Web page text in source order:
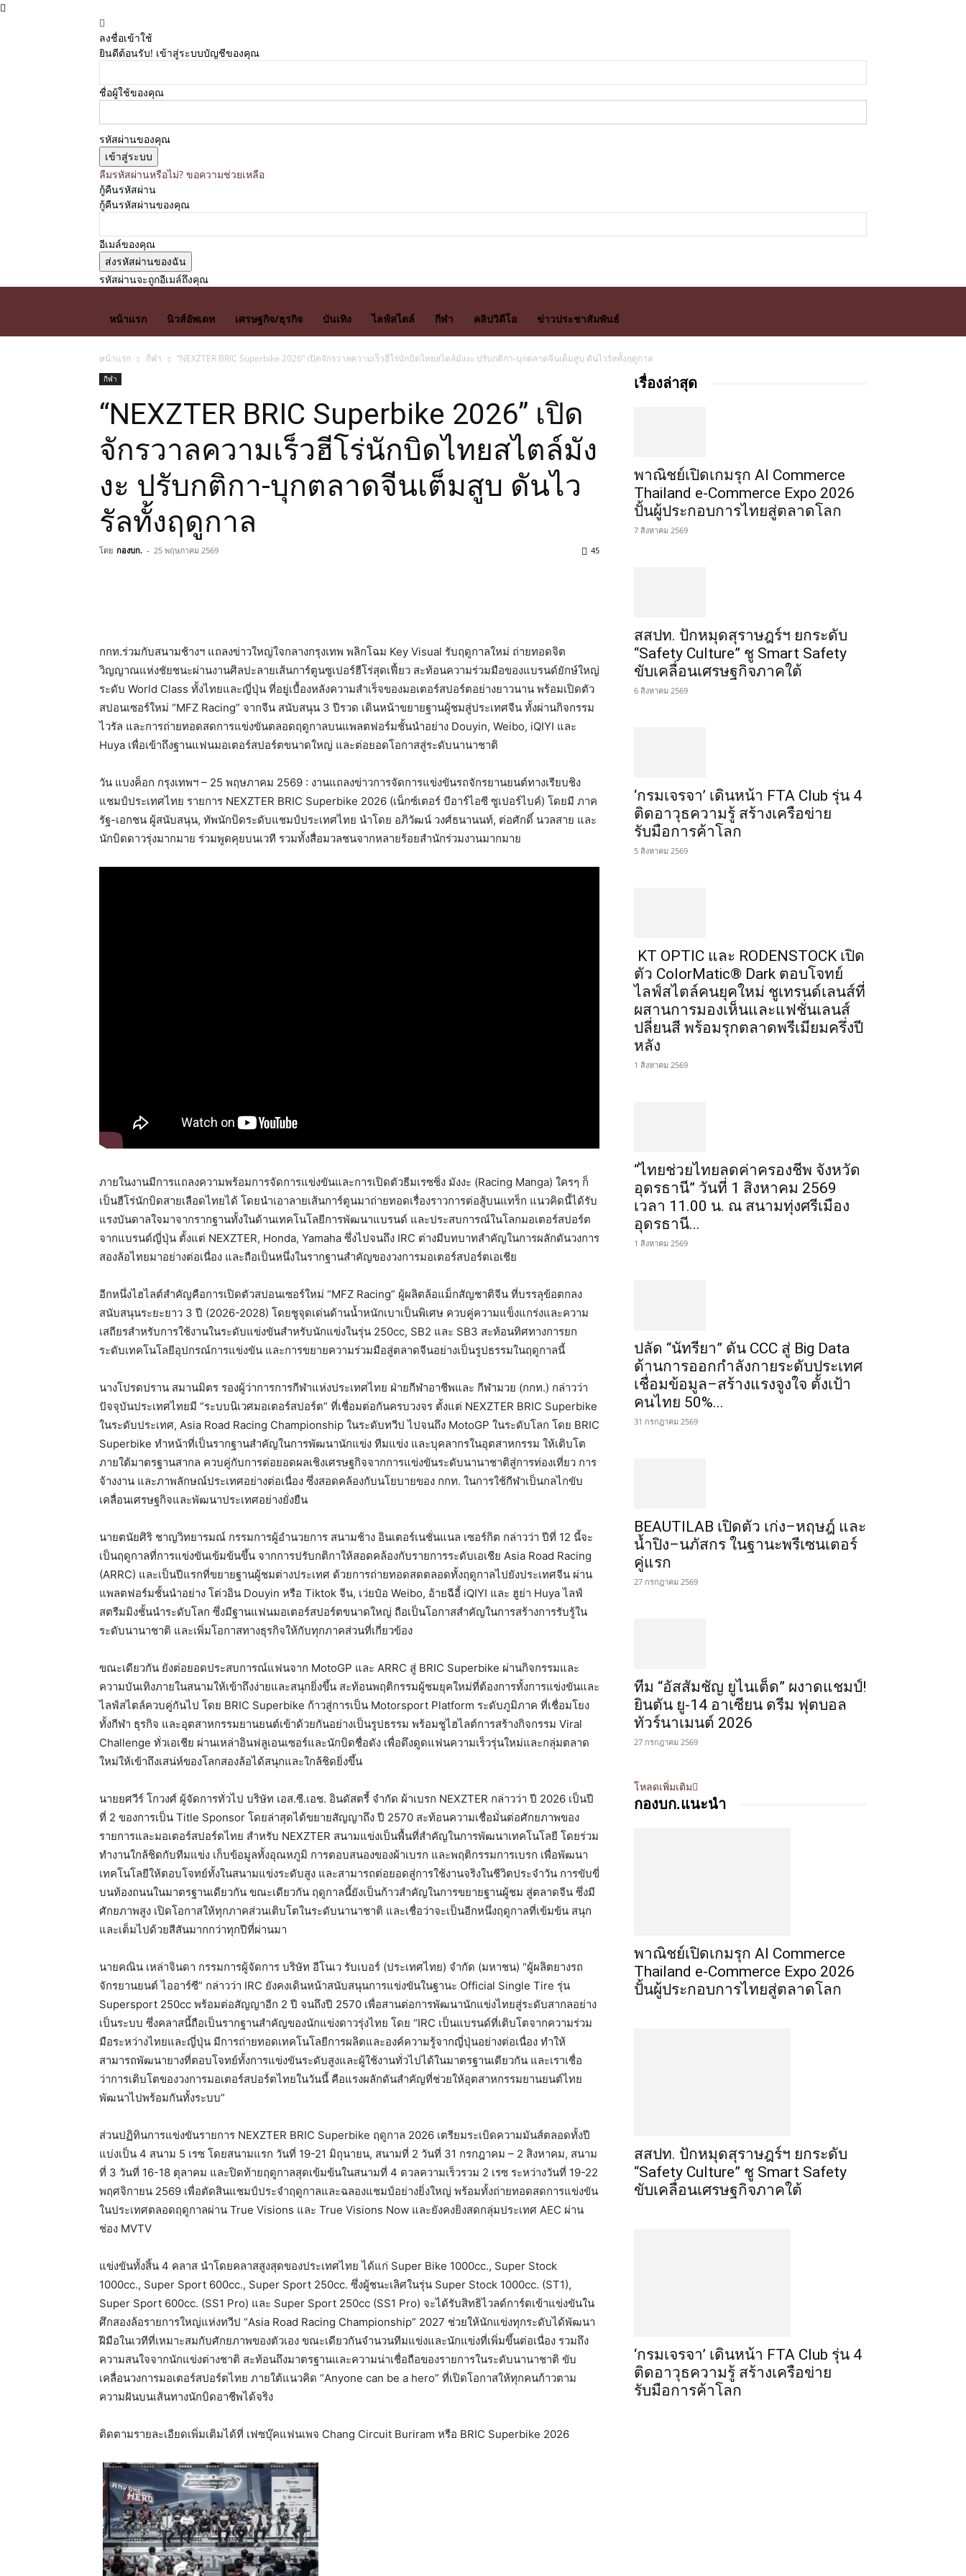
ลงชื่อเข้าใช้
ยินดีต้อนรับ! เข้าสู่ระบบบัญชีของคุณ
ชื่อผู้ใช้ของคุณ
รหัสผ่านของคุณ
ลืมรหัสผ่านหรือไม่? ขอความช่วยเหลือ
กู้คืนรหัสผ่าน
กู้คืนรหัสผ่านของคุณ
อีเมล์ของคุณ
รหัสผ่านจะถูกอีเมล์ถึงคุณ
หน้าแรก
นิวส์อัพเดท เศรษฐกิจ/ธุรกิจ บันเทิง ไลฟ์สไตล์ กีฬา คลิปวิดีโอ ข่าวประชาสัมพันธ์
หน้าแรก กีฬา “NEXZTER BRIC Superbike 2026” เปิดจักรวาลความเร็วฮีโร่นักบิดไทยสไตล์มังงะ ปรับกติกา-บุกตลาดจีนเต็มสูบ ดันไวรัลทั้งฤดูกาล
กีฬา
“NEXZTER BRIC Superbike 2026” เปิด
จักรวาลความเร็วฮีโร่นักบิดไทยสไตล์มัง
งะ ปรับกติกา-บุกตลาดจีนเต็มสูบ ดันไว
รัลทั้งฤดูกาล
โดย กองบก. - 25 พฤษภาคม 2569 45
กกท.ร่วมกับสนามช้างฯ แถลงข่าวใหญ่ใจกลางกรุงเทพ พลิกโฉม Key Visual รับฤดูกาลใหม่ ถ่ายทอดจิต
วิญญาณแห่งชัยชนะผ่านงานศิลปะลายเส้นการ์ตูนซูเปอร์ฮีโร่สุดเฟี้ยว สะท้อนความร่วมมือของแบรนด์ยักษ์ใหญ่
ระดับ World Class ทั้งไทยและญี่ปุ่น ที่อยู่เบื้องหลังความสำเร็จของมอเตอร์สปอร์ตอย่างยาวนาน พร้อมเปิดตัว
สปอนเซอร์ใหม่ “MFZ Racing” จากจีน สนับสนุน 3 ปีรวด เดินหน้าขยายฐานผู้ชมสู่ประเทศจีน ทั้งผ่านกิจกรรม
ไวรัล และการถ่ายทอดสดการแข่งขันตลอดฤดูกาลบนแพลตฟอร์มชั้นนำอย่าง Douyin, Weibo, iQIYI และ
Huya เพื่อเข้าถึงฐานแฟนมอเตอร์สปอร์ตขนาดใหญ่ และต่อยอดโอกาสสู่ระดับนานาชาติ
วัน แบงค็อก กรุงเทพฯ – 25 พฤษภาคม 2569 : งานแถลงข่าวการจัดการแข่งขันรถจักรยานยนต์ทางเรียบชิง
แชมป์ประเทศไทย รายการ NEXZTER BRIC Superbike 2026 (เน็กซ์เตอร์ บีอาร์ไอซี ซูเปอร์ไบค์) โดยมี ภาค
รัฐ-เอกชน ผู้สนับสนุน, ทัพนักบิดระดับแชมป์ประเทศไทย นำโดย อภิวัฒน์ วงศ์ธนานนท์, ต่อศักดิ์ นวลสาย และ
นักบิดดาวรุ่งมากมาย ร่วมพูดคุยบนเวที รวมทั้งสื่อมวลชนจากหลายร้อยสำนักร่วมงานมากมาย
ภายในงานมีการแถลงความพร้อมการจัดการแข่งขันและการเปิดตัวธีมเรซซิ่ง มังงะ (Racing Manga) ใครๆ ก็
เป็นฮีโร่นักบิดสายเลือดไทยได้ โดยนำเอาลายเส้นการ์ตูนมาถ่ายทอดเรื่องราวการต่อสู้บนแทร็ก แนวคิดนี้ได้รับ
แรงบันดาลใจมาจากรากฐานทั้งในด้านเทคโนโลยีการพัฒนาแบรนด์ และประสบการณ์ในโลกมอเตอร์สปอร์ต
จากแบรนด์ญี่ปุ่น ตั้งแต่ NEXZTER, Honda, Yamaha ซึ่งไปจนถึง IRC ต่างมีบทบาทสำคัญในการผลักดันวงการ
สองล้อไทยมาอย่างต่อเนื่อง และถือเป็นหนึ่งในรากฐานสำคัญของวงการมอเตอร์สปอร์ตเอเชีย
อีกหนึ่งไฮไลต์สำคัญคือการเปิดตัวสปอนเซอร์ใหม่ “MFZ Racing” ผู้ผลิตล้อแม็กสัญชาติจีน ที่บรรลุข้อตกลง
สนับสนุนระยะยาว 3 ปี (2026-2028) โดยชูจุดเด่นด้านน้ำหนักเบาเป็นพิเศษ ควบคู่ความแข็งแกร่งและความ
เสถียรสำหรับการใช้งานในระดับแข่งขันสำหรับนักแข่งในรุ่น 250cc, SB2 และ SB3 สะท้อนทิศทางการยก
ระดับเทคโนโลยีอุปกรณ์การแข่งขัน และการขยายความร่วมมือสู่ตลาดจีนอย่างเป็นรูปธรรมในฤดูกาลนี้
นางโปรดปราน สมานมิตร รองผู้ว่าการการกีฬาแห่งประเทศไทย ฝ่ายกีฬาอาชีพและ กีฬามวย (กกท.) กล่าวว่า
ปัจจุบันประเทศไทยมี “ระบบนิเวศมอเตอร์สปอร์ต” ที่เชื่อมต่อกันครบวงจร ตั้งแต่ NEXZTER BRIC Superbike
ในระดับประเทศ, Asia Road Racing Championship ในระดับทวีป ไปจนถึง MotoGP ในระดับโลก โดย BRIC
Superbike ทำหน้าที่เป็นรากฐานสำคัญในการพัฒนานักแข่ง ทีมแข่ง และบุคลากรในอุตสาหกรรม ให้เติบโต
ภายใต้มาตรฐานสากล ควบคู่กับการต่อยอดผลเชิงเศรษฐกิจจากการแข่งขันระดับนานาชาติสู่การท่องเที่ยว การ
จ้างงาน และภาพลักษณ์ประเทศอย่างต่อเนื่อง ซึ่งสอดคล้องกับนโยบายของ กกท. ในการใช้กีฬาเป็นกลไกขับ
เคลื่อนเศรษฐกิจและพัฒนาประเทศอย่างยั่งยืน
นายตนัยศิริ ชาญวิทยารมณ์ กรรมการผู้อำนวยการ สนามช้าง อินเตอร์เนชั่นแนล เซอร์กิต กล่าวว่า ปีที่ 12 นี้จะ
เป็นฤดูกาลที่การแข่งขันเข้มข้นขึ้น จากการปรับกติกาให้สอดคล้องกับรายการระดับเอเชีย Asia Road Racing
(ARRC) และเป็นปีแรกที่ขยายฐานผู้ชมต่างประเทศ ด้วยการถ่ายทอดสดตลอดทั้งฤดูกาลไปยังประเทศจีน ผ่าน
แพลตฟอร์มชั้นนำอย่าง โต่วอิน Douyin หรือ Tiktok จีน, เว่ยป๋อ Weibo, อ้ายฉีอี้ iQIYI และ ฮูย่า Huya ไลฟ์
สตรีมมิงชั้นนำระดับโลก ซึ่งมีฐานแฟนมอเตอร์สปอร์ตขนาดใหญ่ ถือเป็นโอกาสสำคัญในการสร้างการรับรู้ใน
ระดับนานาชาติ และเพิ่มโอกาสทางธุรกิจให้กับทุกภาคส่วนที่เกี่ยวข้อง
ขณะเดียวกัน ยังต่อยอดประสบการณ์แฟนจาก MotoGP และ ARRC สู่ BRIC Superbike ผ่านกิจกรรมและ
ความบันเทิงภายในสนามให้เข้าถึงง่ายและสนุกยิ่งขึ้น สะท้อนพฤติกรรมผู้ชมยุคใหม่ที่ต้องการทั้งการแข่งขันและ
ไลฟ์สไตล์ควบคู่กันไป โดย BRIC Superbike ก้าวสู่การเป็น Motorsport Platform ระดับภูมิภาค ที่เชื่อมโยง
ทั้งกีฬา ธุรกิจ และอุตสาหกรรมยานยนต์เข้าด้วยกันอย่างเป็นรูปธรรม พร้อมชูไฮไลต์การสร้างกิจกรรม Viral
Challenge ทั่วเอเชีย ผ่านเหล่าอินฟลูเอนเซอร์และนักบิดชื่อดัง เพื่อดึงดูดแฟนความเร็วรุ่นใหม่และกลุ่มตลาด
ใหม่ให้เข้าถึงเสน่ห์ของโลกสองล้อได้สนุกและใกล้ชิดยิ่งขึ้น
นายยศวีร์ โกวงศ์ ผู้จัดการทั่วไป บริษัท เอส.ซี.เอช. อินดัสตรี้ จำกัด ผ้าเบรก NEXZTER กล่าวว่า ปี 2026 เป็นปี
ที่ 2 ของการเป็น Title Sponsor โดยล่าสุดได้ขยายสัญญาถึง ปี 2570 สะท้อนความเชื่อมั่นต่อศักยภาพของ
รายการและมอเตอร์สปอร์ตไทย สำหรับ NEXZTER สนามแข่งเป็นพื้นที่สำคัญในการพัฒนาเทคโนโลยี โดยร่วม
ทำงานใกล้ชิดกับทีมแข่ง เก็บข้อมูลทั้งอุณหภูมิ การตอบสนองของผ้าเบรก และพฤติกรรมการเบรก เพื่อพัฒนา
เทคโนโลยีให้ตอบโจทย์ทั้งในสนามแข่งระดับสูง และสามารถต่อยอดสู่การใช้งานจริงในชีวิตประจำวัน การขับขี่
บนท้องถนนในมาตรฐานเดียวกัน ขณะเดียวกัน ฤดูกาลนี้ยังเป็นก้าวสำคัญในการขยายฐานผู้ชม สู่ตลาดจีน ซึ่งมี
ศักยภาพสูง เปิดโอกาสให้ทุกภาคส่วนเติบโตในระดับนานาชาติ และเชื่อว่าจะเป็นอีกหนึ่งฤดูกาลที่เข้มข้น สนุก
และเต็มไปด้วยสีสันมากกว่าทุกปีที่ผ่านมา
นายคณิน เหล่าจินดา กรรมการผู้จัดการ บริษัท อีโนเว รับเบอร์ (ประเทศไทย) จำกัด (มหาชน) “ผู้ผลิตยางรถ
จักรยานยนต์ ไออาร์ซี” กล่าวว่า IRC ยังคงเดินหน้าสนับสนุนการแข่งขันในฐานะ Official Single Tire รุ่น
Supersport 250cc พร้อมต่อสัญญาอีก 2 ปี จนถึงปี 2570 เพื่อสานต่อการพัฒนานักแข่งไทยสู่ระดับสากลอย่าง
เป็นระบบ ซึ่งคลาสนี้ถือเป็นรากฐานสำคัญของนักแข่งดาวรุ่งไทย โดย “IRC เป็นแบรนด์ที่เติบโตจากความร่วม
มือระหว่างไทยและญี่ปุ่น มีการถ่ายทอดเทคโนโลยีการผลิตและองค์ความรู้จากญี่ปุ่นอย่างต่อเนื่อง ทำให้
สามารถพัฒนายางที่ตอบโจทย์ทั้งการแข่งขันระดับสูงและผู้ใช้งานทั่วไปได้ในมาตรฐานเดียวกัน และเราเชื่อ
ว่าการเติบโตของวงการมอเตอร์สปอร์ตไทยในวันนี้ คือแรงผลักดันสำคัญที่ช่วยให้อุตสาหกรรมยานยนต์ไทย
พัฒนาไปพร้อมกันทั้งระบบ”
ส่วนปฏิทินการแข่งขันรายการ NEXZTER BRIC Superbike ฤดูกาล 2026 เตรียมระเบิดความมันส์ตลอดทั้งปี
แบ่งเป็น 4 สนาม 5 เรซ โดยสนามแรก วันที่ 19-21 มิถุนายน, สนามที่ 2 วันที่ 31 กรกฎาคม – 2 สิงหาคม, สนาม
ที่ 3 วันที่ 16-18 ตุลาคม และปิดท้ายฤดูกาลสุดเข้มข้นในสนามที่ 4 ดวลความเร็วรวม 2 เรซ ระหว่างวันที่ 19-22
พฤศจิกายน 2569 เพื่อตัดสินแชมป์ประจำฤดูกาลและฉลองแชมป์อย่างยิ่งใหญ่ พร้อมทั้งถ่ายทอดสดการแข่งขัน
ในประเทศตลอดฤดูกาลผ่าน True Visions และ True Visions Now และยังคงยิงสดกลุ่มประเทศ AEC ผ่าน
ช่อง MVTV
แข่งขันทั้งสิ้น 4 คลาส นำโดยคลาสสูงสุดของประเทศไทย ได้แก่ Super Bike 1000cc., Super Stock
1000cc., Super Sport 600cc., Super Sport 250cc. ซึ่งผู้ชนะเลิศในรุ่น Super Stock 1000cc. (ST1),
Super Sport 600cc. (SS1 Pro) และ Super Sport 250cc (SS1 Pro) จะได้รับสิทธิไวลด์การ์ดเข้าแข่งขันใน
ศึกสองล้อรายการใหญ่แห่งทวีป “Asia Road Racing Championship” 2027 ช่วยให้นักแข่งทุกระดับได้พัฒนา
ฝีมือในเวทีที่เหมาะสมกับศักยภาพของตัวเอง ขณะเดียวกันจำนวนทีมแข่งและนักแข่งที่เพิ่มขึ้นต่อเนื่อง รวมถึง
ความสนใจจากนักแข่งต่างชาติ สะท้อนถึงมาตรฐานและความน่าเชื่อถือของรายการในระดับนานาชาติ ขับ
เคลื่อนวงการมอเตอร์สปอร์ตไทย ภายใต้แนวคิด “Anyone can be a hero” ที่เปิดโอกาสให้ทุกคนก้าวตาม
ความฝันบนเส้นทางนักบิดอาชีพได้จริง
ติดตามรายละเอียดเพิ่มเติมได้ที่ เฟซบุ๊คแฟนเพจ Chang Circuit Buriram หรือ BRIC Superbike 2026
เรื่องล่าสุด
พาณิชย์เปิดเกมรุก AI Commerce
Thailand e-Commerce Expo 2026
ปั้นผู้ประกอบการไทยสู่ตลาดโลก
7 สิงหาคม 2569
สสปท. ปักหมุดสุราษฎร์ฯ ยกระดับ
“Safety Culture” ชู Smart Safety
ขับเคลื่อนเศรษฐกิจภาคใต้
6 สิงหาคม 2569
‘กรมเจรจา’ เดินหน้า FTA Club รุ่น 4
ติดอาวุธความรู้ สร้างเครือข่าย
รับมือการค้าโลก
5 สิงหาคม 2569
KT OPTIC และ RODENSTOCK เปิด
ตัว ColorMatic® Dark ตอบโจทย์
ไลฟ์สไตล์คนยุคใหม่ ชูเทรนด์เลนส์ที่
ผสานการมองเห็นและแฟชั่นเลนส์
ปลี่ยนสี พร้อมรุกตลาดพรีเมียมครึ่งปี
หลัง
1 สิงหาคม 2569
“ไทยช่วยไทยลดค่าครองชีพ จังหวัด
อุดรธานี” วันที่ 1 สิงหาคม 2569
เวลา 11.00 น. ณ สนามทุ่งศรีเมือง
อุดรธานี...
1 สิงหาคม 2569
ปลัด “นัทรียา” ดัน CCC สู่ Big Data
ด้านการออกกำลังกายระดับประเทศ
เชื่อมข้อมูล–สร้างแรงจูงใจ ตั้งเป้า
คนไทย 50%...
31 กรกฎาคม 2569
BEAUTILAB เปิดตัว เก่ง–หฤษฎ์ และ
น้ำปิง–นภัสกร ในฐานะพรีเซนเตอร์
คู่แรก
27 กรกฎาคม 2569
ทีม “อัสสัมชัญ ยูไนเต็ด” ผงาดแชมป์!
ยินตัน ยู-14 อาเซียน ดรีม ฟุตบอล
ทัวร์นาเมนต์ 2026
27 กรกฎาคม 2569
โหลดเพิ่มเติม
กองบก.แนะนำ
พาณิชย์เปิดเกมรุก AI Commerce
Thailand e-Commerce Expo 2026
ปั้นผู้ประกอบการไทยสู่ตลาดโลก
สสปท. ปักหมุดสุราษฎร์ฯ ยกระดับ
“Safety Culture” ชู Smart Safety
ขับเคลื่อนเศรษฐกิจภาคใต้
‘กรมเจรจา’ เดินหน้า FTA Club รุ่น 4
ติดอาวุธความรู้ สร้างเครือข่าย
รับมือการค้าโลก